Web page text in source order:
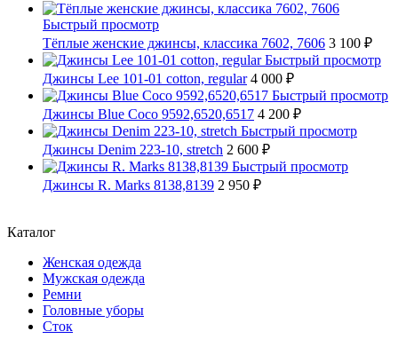
Быстрый просмотр
Тёплые женские джинсы, классика 7602, 7606 3 100 ₽
Быстрый просмотр
Джинсы Lee 101-01 cotton, regular 4 000 ₽
Быстрый просмотр
Джинсы Blue Coco 9592,6520,6517 4 200 ₽
Быстрый просмотр
Джинсы Denim 223-10, stretch 2 600 ₽
Быстрый просмотр
Джинсы R. Marks 8138,8139 2 950 ₽
Каталог
Женская одежда
Мужская одежда
Ремни
Головные уборы
Сток